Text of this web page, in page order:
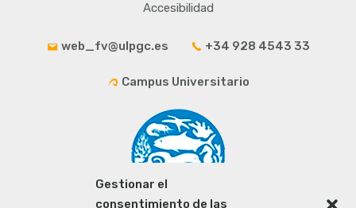
Gestionar el
consentimiento de las
Accesibilidad
web_fv@ulpgc.es +34 928 4543 33
Campus Universitario